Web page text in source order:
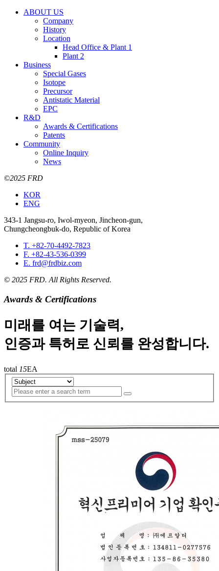
ABOUT US
Company
History
Location
Head Office & Plant 1
Plant 2
Business
Special Gases
Isotope
Precursor
Antistatic Material
EPC
R&D
Awards & Certifications
Patents
Community
Online Inquiry
News
©2025 FRD
KOR
ENG
343-1 Jangsu-ro, Iwol-myeon, Jincheon-gun,
Chungcheongbuk-do, Republic of Korea
T. +82-70-4492-7823
F. +82-43-536-0399
E. frd@frdbiz.com
© 2025 FRD. All Rights Reserved.
Awards & Certifications
미래를 여는 기술력,
인증과 특허로 신뢰를 완성합니다.
total 15EA